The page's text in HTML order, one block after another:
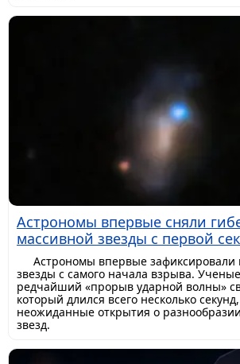
Астрономы впервые сняли
массивной звезды с первой
Астрономы впервые зафиксировали
звезды с самого начала взрыва.
редчайший «прорыв ударной волны»
который длился всего несколько
неожиданные открытия о
звезд.